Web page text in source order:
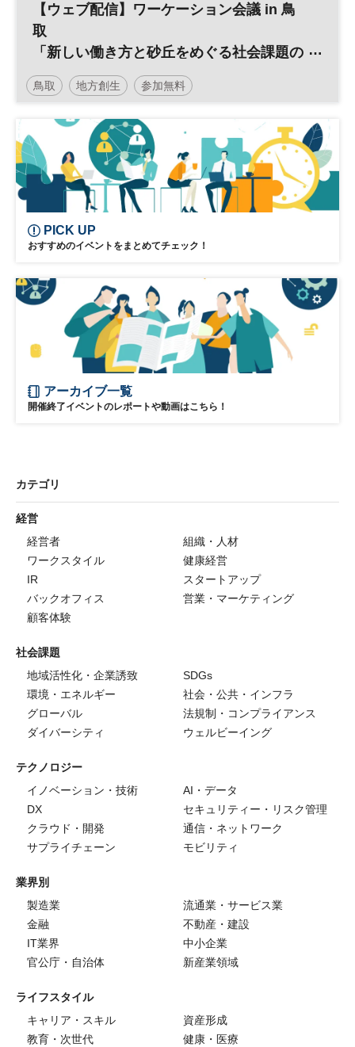
【ウェブ配信】ワーケーション会議 in 鳥
取
「新しい働き方と砂丘をめぐる社会課題の
ソリューション」
鳥取 地方創生 参加無料
PICK UP
おすすめのイベントをまとめてチェック！
アーカイブ一覧
開催終了イベントのレポートや動画はこちら！
カテゴリ
経営
経営者
組織・人材
ワークスタイル
健康経営
IR
スタートアップ
バックオフィス
営業・マーケティング
顧客体験
社会課題
地域活性化・企業誘致
SDGs
環境・エネルギー
社会・公共・インフラ
グローバル
法規制・コンプライアンス
ダイバーシティ
ウェルビーイング
テクノロジー
イノベーション・技術
AI・データ
DX
セキュリティー・リスク管理
クラウド・開発
通信・ネットワーク
サプライチェーン
モビリティ
業界別
製造業
流通業・サービス業
金融
不動産・建設
IT業界
中小企業
官公庁・自治体
新産業領域
ライフスタイル
キャリア・スキル
資産形成
教育・次世代
健康・医療